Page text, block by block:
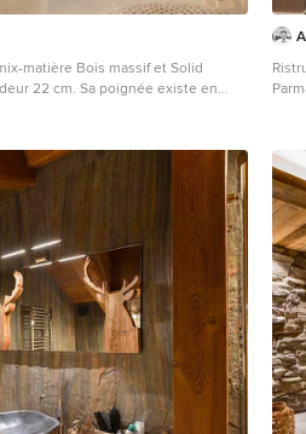
matière Bois massif et Solid
22 cm. Sa poignée existe en
Surface, 22cm deep. The handle is
or Walnut wood finish. It works for
BABY too, which is equipped
comfort basin.
50%